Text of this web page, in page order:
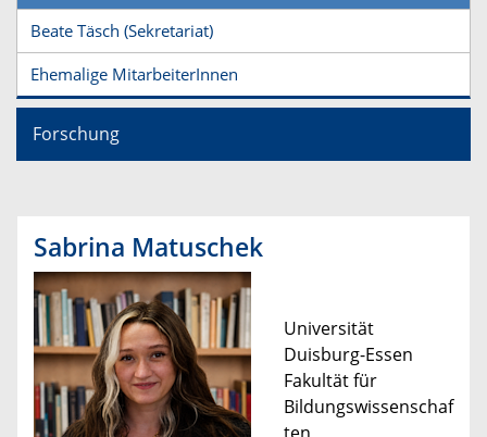
Beate Täsch (Sekretariat)
Ehemalige MitarbeiterInnen
Forschung
Sabrina Matuschek
​Universität
Duisburg-Essen
Fakultät für
Bildungswissenschaf